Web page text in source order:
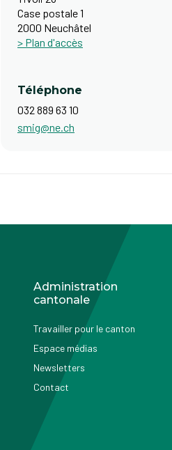
Case postale 1
2000 Neuchâtel
> Plan d'accès
Téléphone
032 889 63 10
smig@ne.ch
Administration
cantonale
Travailler pour le canton
Espace médias
Newsletters
Contact